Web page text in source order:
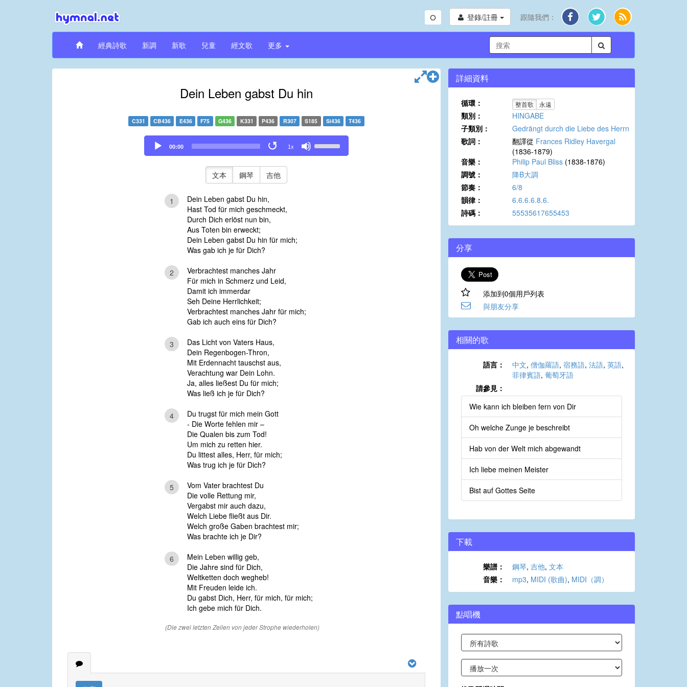
登錄/註冊 跟隨我們：
經典詩歌 新調 新歌 兒童 經文歌 更多
Dein Leben gabst Du hin
C331 CB436 E436 F75 G436 K331 P436 R307 S185 Si436 T436
Audio
Player
00:00 1x
Up/Down
文本 鋼琴 吉他
1
Dein Leben gabst Du hin,
Hast Tod für mich geschmeckt,
Durch Dich erlöst nun bin,
Aus Toten bin erweckt;
Dein Leben gabst Du hin für mich;
Was gab ich je für Dich?
2
Verbrachtest manches Jahr
Für mich in Schmerz und Leid,
Damit ich immerdar
Seh Deine Herrlichkeit;
Verbrachtest manches Jahr für mich;
Gab ich auch eins für Dich?
3
Das Licht von Vaters Haus,
Dein Regenbogen-Thron,
Mit Erdennacht tauschst aus,
Verachtung war Dein Lohn.
Ja, alles ließest Du für mich;
Was ließ ich je für Dich?
4
Du trugst für mich mein Gott
- Die Worte fehlen mir –
Die Qualen bis zum Tod!
Um mich zu retten hier.
Du littest alles, Herr, für mich;
Was trug ich je für Dich?
5
Vom Vater brachtest Du
Die volle Rettung mir,
Vergabst mir auch dazu,
Welch Liebe fließt aus Dir.
Welch große Gaben brachtest mir;
Was brachte ich je Dir?
6
Mein Leben willig geb,
Die Jahre sind für Dich,
Weltketten doch wegheb!
Mit Freuden leide ich.
Du gabst Dich, Herr, für mich, für mich;
Ich gebe mich für Dich.
(Die zwei letzten Zeilen von jeder Strophe wiederholen)
詳細資料
循環： 整首歌 永遠
類別：
HINGABE
子類別：
Gedrängt durch die Liebe des Herrn
歌詞：
翻譯從 Frances Ridley Havergal
(1836-1879)
音樂：
Philip Paul Bliss (1838-1876)
調號：
降B大調
節奏：
6/8
韻律：
6.6.6.6.8.6.
詩碼：
55535617655453
分享
添加到0個用戶列表
與朋友分享
相關的歌
語言： 中文, 僧伽羅語, 宿務語, 法語, 英語,
菲律賓語, 葡萄牙語
請參見：
Wie kann ich bleiben fern von Dir
Oh welche Zunge je beschreibt
Hab von der Welt mich abgewandt
Ich liebe meinen Meister
Bist auf Gottes Seite
下載
樂譜： 鋼琴, 吉他, 文本
音樂：
mp3, MIDI (歌曲), MIDI（調）
點唱機